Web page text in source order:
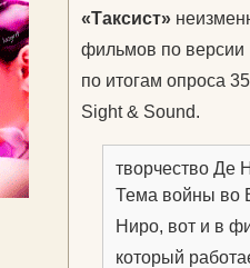
«Таксист»
фильмов по версии
по итогам опроса
Sight & Sound.
творчество Де
Тема войны во
Ниро, вот и в
который